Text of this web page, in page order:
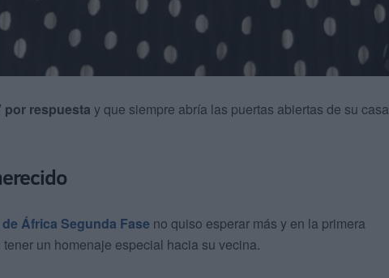
por respuesta y que siempre abría las puertas abiertas de su casa
África Segunda Fase no quiso esperar más y en la primera
un homenaje especial hacia su vecina.